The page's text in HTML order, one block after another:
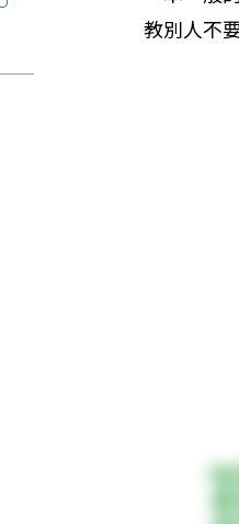
教別人不